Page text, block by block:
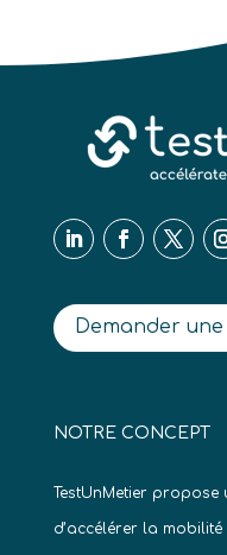
Demander
NOTRE CONCEPT
TestUnMetier propose
d’accélérer la